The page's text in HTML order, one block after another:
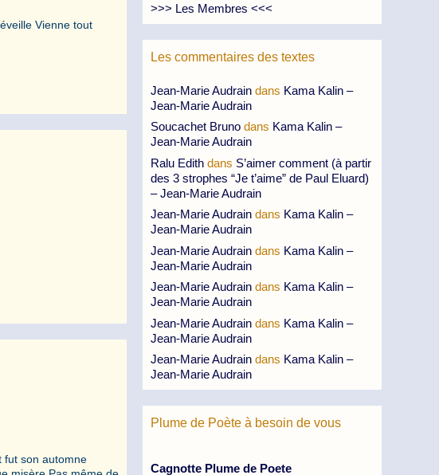
Vienne tout
fut son automne
>>> Les Membres <<<
Les commentaires des textes
Jean-Marie Audrain dans Kama Kalin –
Jean-Marie Audrain
Soucachet Bruno dans Kama Kalin –
Jean-Marie Audrain
Ralu Edith dans S’aimer comment (à partir
des 3 strophes “Je t’aime” de Paul Eluard)
– Jean-Marie Audrain
Jean-Marie Audrain dans Kama Kalin –
Jean-Marie Audrain
Jean-Marie Audrain dans Kama Kalin –
Jean-Marie Audrain
Jean-Marie Audrain dans Kama Kalin –
Jean-Marie Audrain
Jean-Marie Audrain dans Kama Kalin –
Jean-Marie Audrain
Jean-Marie Audrain dans Kama Kalin –
Jean-Marie Audrain
Plume de Poète à besoin de vous
Cagnotte Plume de Poete